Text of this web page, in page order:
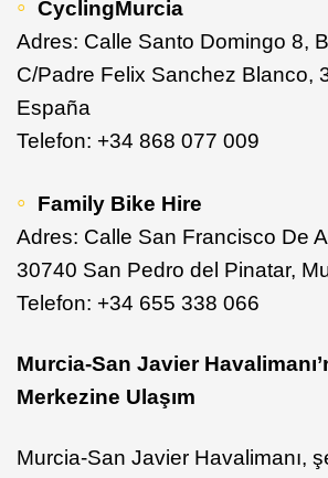
CyclingMurcia
Adres: Calle Santo Domingo 8,
C/Padre Felix Sanchez Blanco,
España
Telefon: +34 868 077 009
Family Bike Hire
Adres: Calle San Francisco De
30740 San Pedro del Pinatar,
Telefon: +34 655 338 066
Murcia-San Javier
Merkezine Ulaşım
Murcia-San Javier Havalimanı,